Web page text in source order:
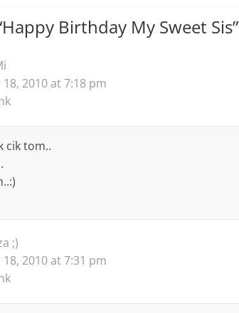
Happy Birthday My Sweet Sis”
2010 at 7:18 pm
cik tom..
;)
2010 at 7:31 pm